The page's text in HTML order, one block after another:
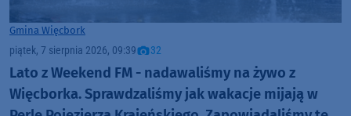
Gmina Więcbork
piątek, 7 sierpnia 2026, 09:39 32
Lato z Weekend FM - nadawaliśmy na żywo z
Więcborka. Sprawdzaliśmy jak wakacje mijają w